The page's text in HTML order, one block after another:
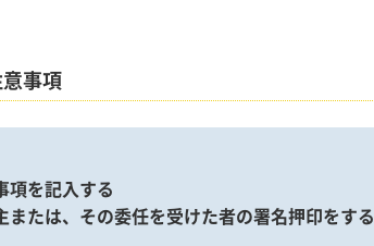
事項
項を記入する
または、その委任を受けた者の署名押印をする